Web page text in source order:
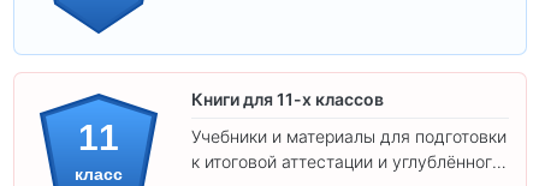
11
класс
Книги для 11-х классов
Учебники и материалы для подготовки
к итоговой аттестации и углублённого